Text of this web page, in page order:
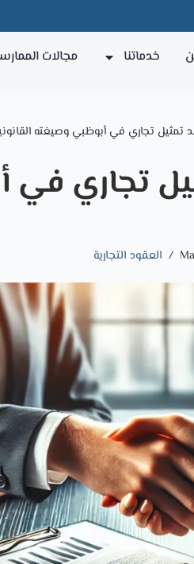
خدماتنا مجالات
تمثيل تجاري في أبوظبي وصيغته
تجاري
العقود التجارية​